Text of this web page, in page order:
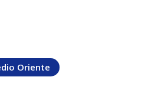
Oriente